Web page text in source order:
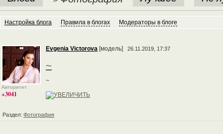
Настройка блога Правила в блогах Модераторы в блоге
Авторитет
+3041
Evgenia Victorova [модель] 26.11.2019, 17:37
~
~
Раздел: Фотография